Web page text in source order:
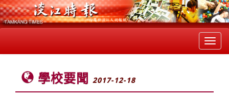
學校要聞 2017-12-18